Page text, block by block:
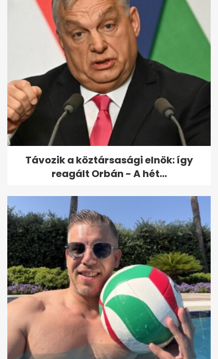
Feledy Botond: új külügyi
stratégia készül, szakítás az...
Távozik a köztársasági elnök: így
reagált Orbán - A hét...